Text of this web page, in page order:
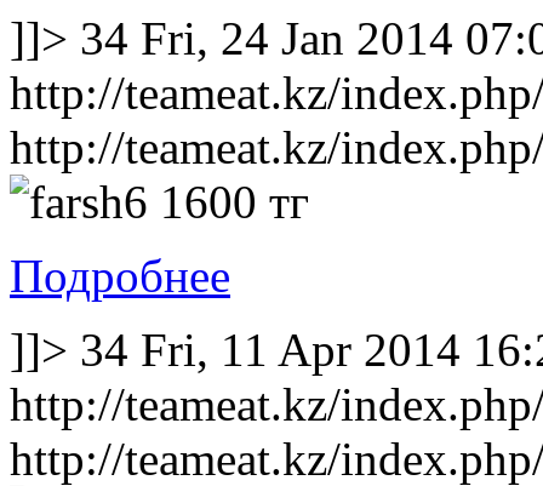
]]> 34 Fri, 24 Jan 2014
http://teameat.kz/
http://teameat.kz/
1600 тг
Подробнее
]]> 34 Fri, 11 Apr 2014
http://teameat.kz/
http://teameat.kz/